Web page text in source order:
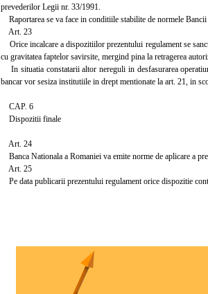
prevederilor Legii nr. 33/1991.
Raportarea se va face in conditiile stabilite de normele
Art. 23
Orice incalcare a dispozitiilor prezentului regulament se
cu gravitatea faptelor savirsite, mergind pina la retragerea
In situatia constatarii altor nereguli in desfasurarea
bancar vor sesiza institutiile in drept mentionate la art. 21, in
CAP. 6
Dispozitii finale
Art. 24
Banca Nationala a Romaniei va emite norme de aplicare a
Art. 25
Pe data publicarii prezentului regulament orice dispozitie